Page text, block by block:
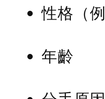
性格（
年齡